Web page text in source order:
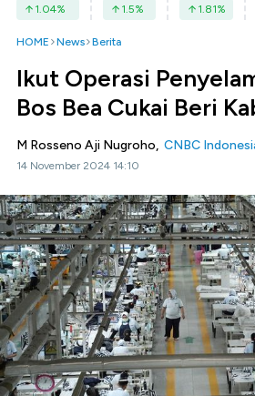
1.04% 1.5% 1.81%
HOME News Berita
Ikut Operasi
Bos Bea Cukai Beri
M Rosseno Aji Nugroho, CNBC
14 November 2024 14:10